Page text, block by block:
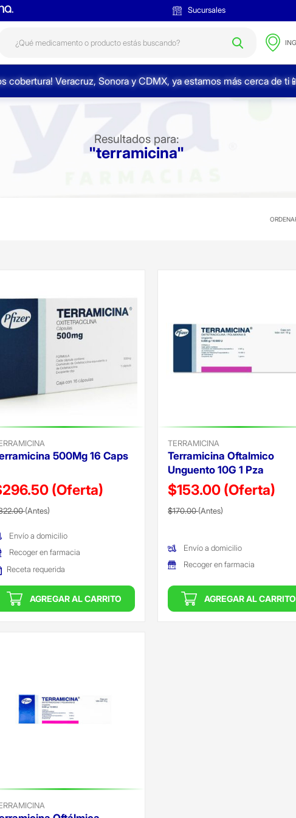
Sucursales
cobertura! Veracruz, Sonora y CDMX, ya estamos más cerca de ti📱
Resultados para:
"terramicina"
500Mg 16 Caps
(Oferta)
reducido de
(Antes)
Envío a domicilio
Recoger en farmacia
Receta requerida
AGREGAR AL CARRITO
TERRAMICINA
Terramicina Oftalmico
Unguento 10G 1 Pza
$153.00 (Oferta)
Precio reducido de
$170.00(Antes)
Envío a domicilio
Recoger en farmacia
AGREGAR AL CARRITO